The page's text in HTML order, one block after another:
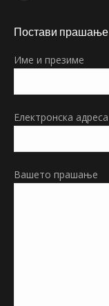
opens
new
Постави прашање
Име и презиме
Електронска адреса
Вашето прашање